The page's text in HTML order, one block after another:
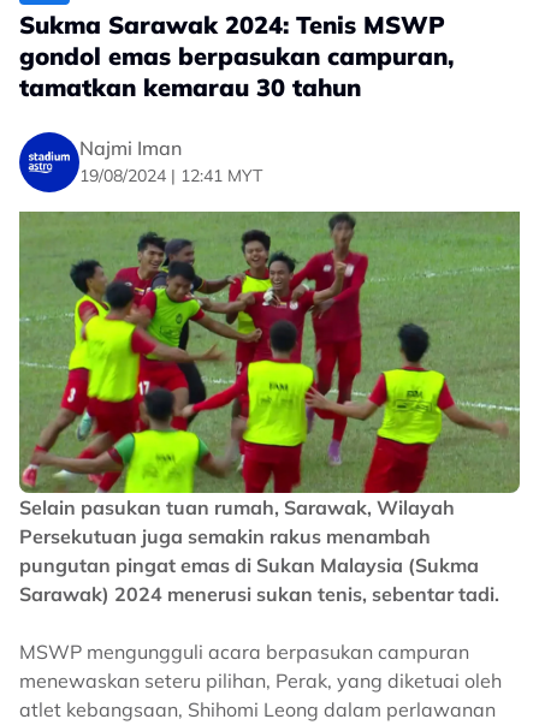
Sukma Sarawak 2024: Tenis MSWP
gondol emas berpasukan campuran,
tamatkan kemarau 30 tahun
Najmi Iman
19/08/2024 | 12:41 MYT
Selain pasukan tuan rumah, Sarawak, Wilayah
Persekutuan juga semakin rakus menambah
pungutan pingat emas di Sukan Malaysia (Sukma
Sarawak) 2024 menerusi sukan tenis, sebentar tadi.
MSWP mengungguli acara berpasukan campuran
menewaskan seteru pilihan, Perak, yang diketuai oleh
atlet kebangsaan, Shihomi Leong dalam perlawanan